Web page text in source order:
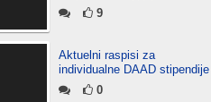
9
Aktuelni raspisi za
individualne DAAD stipendije
0